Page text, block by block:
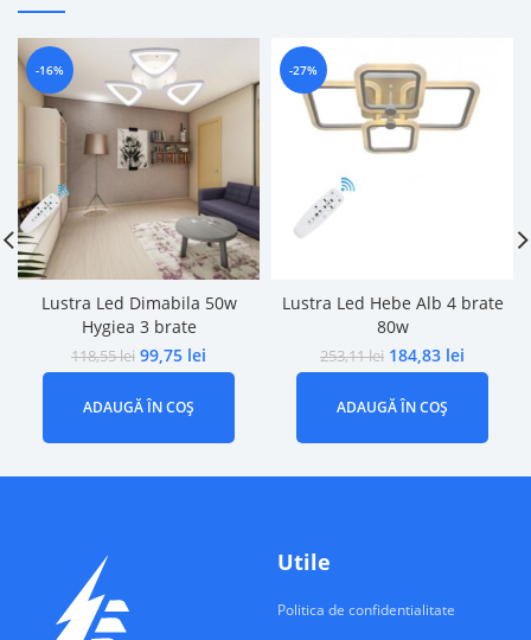
-16%
Lustra Led Dimabila 50w
Hygiea 3 brate
118,55lei 99,75 lei
ADAUGĂ ÎN COȘ
-27%
Lustra Led Hebe Alb 4 brate
80w
253,11lei 184,83 lei
ADAUGĂ ÎN COȘ
Utile
Politica de confidentialitate